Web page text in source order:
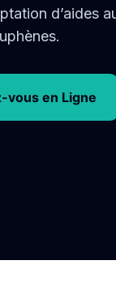
d’aides
vous en Ligne